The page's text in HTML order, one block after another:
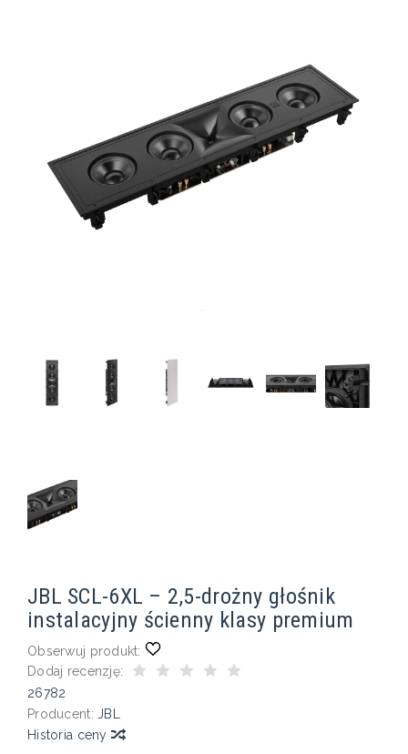
JBL SCL-6XL – 2,5-drożny głośnik
instalacyjny ścienny klasy premium
Obserwuj produkt:
Dodaj recenzję:
26782
Producent: JBL
Historia ceny